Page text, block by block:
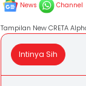
News Channel
Tampilan New CRETA
Intinya Sih